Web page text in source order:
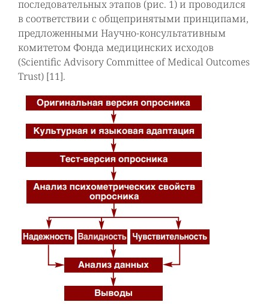
последовательных этапов (рис. 1) и проводился
в соответствии с общепринятыми принципами,
предложенными Научно-консультативным
комитетом Фонда медицинских исходов
(Scientific Advisory Committee of Medical Outcomes
Trust) [11].